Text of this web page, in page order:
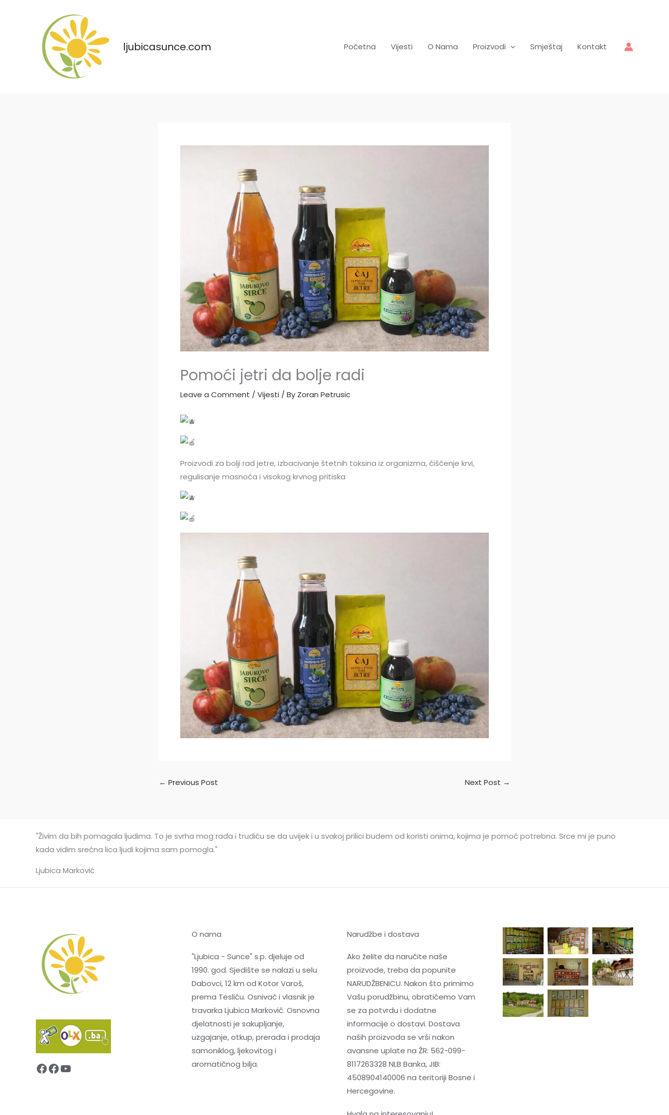
ljubicasunce.com Početna Vijesti O Nama Proizvodi Smještaj Kontakt
Pomoći jetri da bolje radi
Leave a Comment / Vijesti / By Zoran Petrusic
Proizvodi za bolji rad jetre, izbacivanje štetnih toksina iz organizma, čišćenje krvi,
regulisanje masnoća i visokog krvnog pritiska
← Previous Post Next Post →
"Živim da bih pomagala ljudima. To je svrha mog rada i trudiću se da uvijek i u svakoj prilici budem od koristi onima, kojima je pomoć potrebna. Srce mi je puno
kada vidim srećna lica ljudi kojima sam pomogla."
Ljubica Marković
Facebook
Facebook
YouTube
O nama
"Ljubica - Sunce" s.p. djeluje od
1990. god. Sjedište se nalazi u selu
Dabovci, 12 km od Kotor Varoš,
prema Tesliću. Osnivač i vlasnik je
travarka Ljubica Marković. Osnovna
djelatnosti je sakupljanje,
uzgajanje, otkup, prerada i prodaja
samoniklog, ljekovitog i
aromatičnog bilja.
Narudžbe i dostava
Ako želite da naručite naše
proizvode, treba da popunite
NARUDŽBENICU. Nakon što primimo
Vašu porudžbinu, obratićemo Vam
se za potvrdu i dodatne
informacije o dostavi. Dostava
naših proizvoda se vrši nakon
avansne uplate na ŽR: 562-099-
8117263328 NLB Banka, JIB:
4508904140006 na teritoriji Bosne i
Hercegovine.